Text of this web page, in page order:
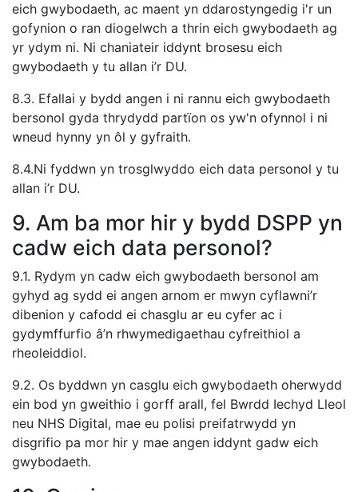
eich gwybodaeth, ac maent yn ddarostyngedig i'r un
gofynion o ran diogelwch a thrin eich gwybodaeth ag
yr ydym ni. Ni chaniateir iddynt brosesu eich
gwybodaeth y tu allan i’r DU.
8.3. Efallai y bydd angen i ni rannu eich gwybodaeth
bersonol gyda thrydydd partïon os yw'n ofynnol i ni
wneud hynny yn ôl y gyfraith.
8.4.Ni fyddwn yn trosglwyddo eich data personol y tu
allan i’r DU.
9. Am ba mor hir y bydd DSPP yn
cadw eich data personol?
9.1. Rydym yn cadw eich gwybodaeth bersonol am
gyhyd ag sydd ei angen arnom er mwyn cyflawni’r
dibenion y cafodd ei chasglu ar eu cyfer ac i
gydymffurfio â’n rhwymedigaethau cyfreithiol a
rheoleiddiol.
9.2. Os byddwn yn casglu eich gwybodaeth oherwydd
ein bod yn gweithio i gorff arall, fel Bwrdd Iechyd Lleol
neu NHS Digital, mae eu polisi preifatrwydd yn
disgrifio pa mor hir y mae angen iddynt gadw eich
gwybodaeth.